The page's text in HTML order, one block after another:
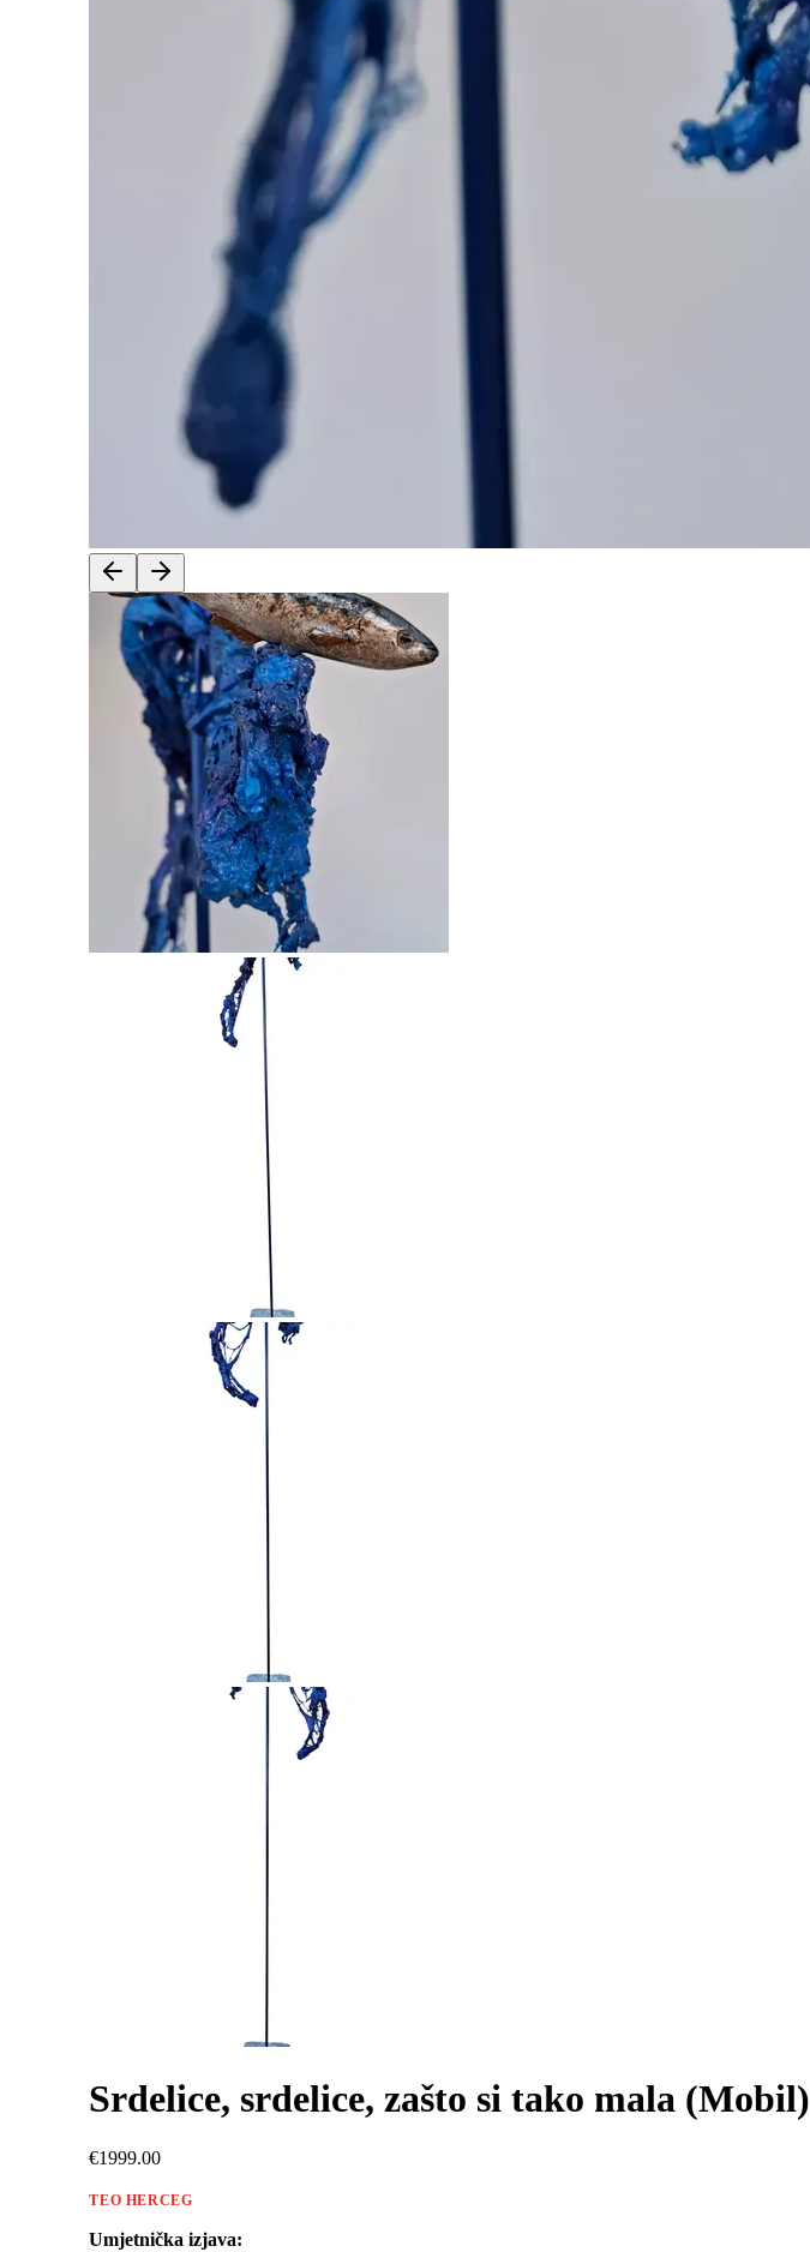
Srdelice, srdelice, zašto si tako mala (Mobil)
€1999.00
TEO HERCEG
Umjetnička izjava: